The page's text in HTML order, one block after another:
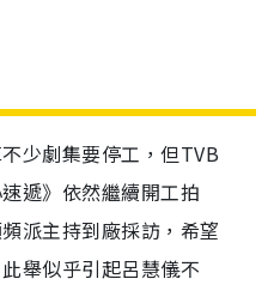
少劇集要停工，但TVB
遞》依然繼續開工拍
派主持到廠採訪，希望
舉似乎引起呂慧儀不